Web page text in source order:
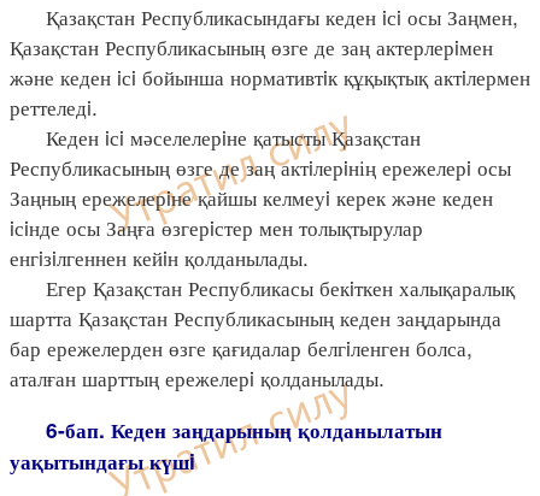
Қазақстан Республикасындағы кеден iсi осы Заңмен,
Қазақстан Республикасының өзге де заң актерлерiмен
және кеден iсi бойынша нормативтiк құқықтық актiлермен
реттеледi.
Кеден iсi мәселелерiне қатысты Қазақстан
Республикасының өзге де заң актiлерiнің ережелерi осы
Заңның ережелерiне қайшы келмеуi керек және кеден
iсiнде осы Заңға өзгерiстер мен толықтырулар
енгiзiлгеннен кейiн қолданылады.
Егер Қазақстан Республикасы бекiткен халықаралық
шартта Қазақстан Республикасының кеден заңдарында
бар ережелерден өзге қағидалар белгiленген болса,
аталған шарттың ережелерi қолданылады.
6-бап. Кеден заңдарының қолданылатын
уақытындағы күшi